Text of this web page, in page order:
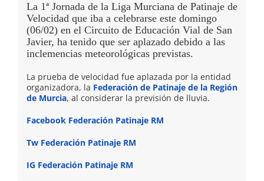
La 1ª Jornada de la Liga Murciana de Patinaje de
Velocidad que iba a celebrarse este domingo
(06/02) en el Circuito de Educación Vial de San
Javier, ha tenido que ser aplazado debido a las
inclemencias meteorológicas previstas.
La prueba de velocidad fue aplazada por la entidad
organizadora, la Federación de Patinaje de la Región
de Murcia, al considerar la previsión de lluvia.
Facebook Federación Patinaje RM
Tw Federación Patinaje RM
IG Federación Patinaje RM